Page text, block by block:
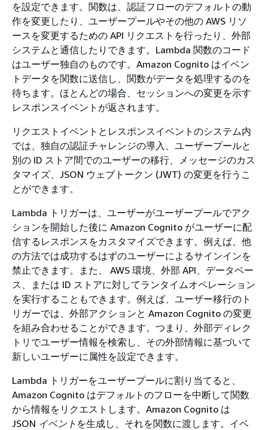
を設定できます。関数は、認証フローのデフォルトの動
作を変更したり、ユーザープールやその他の AWS リソ
ースを変更するための API リクエストを行ったり、外部
システムと通信したりできます。Lambda 関数のコード
はユーザー独自のものです。Amazon Cognito はイベン
トデータを関数に送信し、関数がデータを処理するのを
待ちます。ほとんどの場合、セッションへの変更を示す
レスポンスイベントが返されます。
リクエストイベントとレスポンスイベントのシステム内
では、独自の認証チャレンジの導入、ユーザープールと
別の ID ストア間でのユーザーの移行、メッセージのカス
タマイズ、JSON ウェブトークン (JWT) の変更を行うこ
とができます。
Lambda トリガーは、ユーザーがユーザープールでアク
ションを開始した後に Amazon Cognito がユーザーに配
信するレスポンスをカスタマイズできます。例えば、他
の方法では成功するはずのユーザーによるサインインを
禁止できます。また、 AWS 環境、外部 API、データベー
ス、または ID ストアに対してランタイムオペレーション
を実行することもできます。例えば、ユーザー移行のト
リガーでは、外部アクションと Amazon Cognito の変更
を組み合わせることができます。つまり、外部ディレク
トリでユーザー情報を検索し、その外部情報に基づいて
新しいユーザーに属性を設定できます。
Lambda トリガーをユーザープールに割り当てると、
Amazon Cognito はデフォルトのフローを中断して関数
から情報をリクエストします。Amazon Cognito は
JSON イベント を生成し、それを関数に渡します。イベ